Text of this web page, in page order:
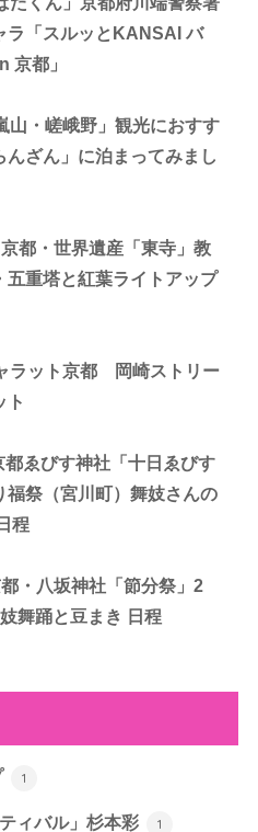
ラ「スルッとKANSAI バ
京都」
山・嵯峨野」観光におすす
んざん」に泊まってみまし
都・世界遺産「東寺」教
五重塔と紅葉ライトアップ
ラット京都 岡崎ストリー
ト
都ゑびす神社「十日ゑびす
福祭（宮川町）舞妓さんの
程
・八坂神社「節分祭」2
舞踊と豆まき 日程
1
ィバル」杉本彩 1